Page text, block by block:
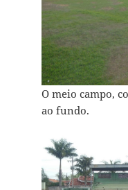
O meio campo,
ao fundo.